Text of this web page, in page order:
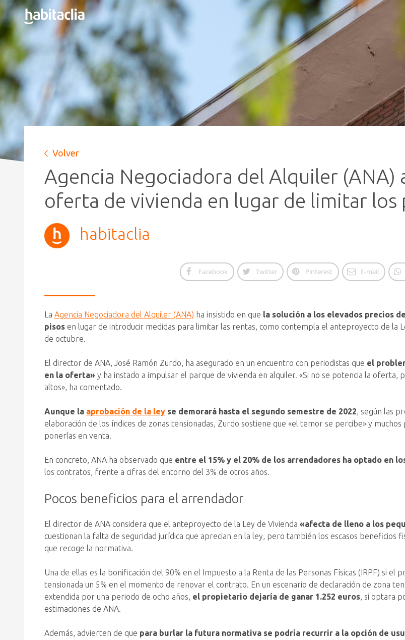
Volver
Agencia Negociadora del Alquiler (ANA)
oferta de vivienda en lugar de limitar los
habitaclia
Facebook Twitter Pinterest E-mail
La Agencia Negociadora del Alquiler (ANA) ha insistido en que la solución a los elevados precios
pisos en lugar de introducir medidas para limitar las rentas, como contempla el anteproyecto de la
de octubre.
El director de ANA, José Ramón Zurdo, ha asegurado en un encuentro con periodistas que el
en la oferta» y ha instado a impulsar el parque de vivienda en alquiler. «Si no se potencia la oferta,
altos», ha comentado.
Aunque la aprobación de la ley se demorará hasta el segundo semestre de 2022, según las
elaboración de los índices de zonas tensionadas, Zurdo sostiene que «el temor se percibe» y
ponerlas en venta.
En concreto, ANA ha observado que entre el 15% y el 20% de los arrendadores ha optado en
los contratos, frente a cifras del entorno del 3% de otros años.
Pocos beneficios para el arrendador
El director de ANA considera que el anteproyecto de la Ley de Vivienda «afecta de lleno a los
cuestionan la falta de seguridad jurídica que aprecian en la ley, pero también los escasos beneficios
que recoge la normativa.
Una de ellas es la bonificación del 90% en el Impuesto a la Renta de las Personas Físicas (IRPF) si
tensionada un 5% en el momento de renovar el contrato. En un escenario de declaración de zona
extendida por una periodo de ocho años, el propietario dejaría de ganar 1.252 euros, si optara
estimaciones de ANA.
Además, advierten de que para burlar la futura normativa se podría recurrir a la opción de